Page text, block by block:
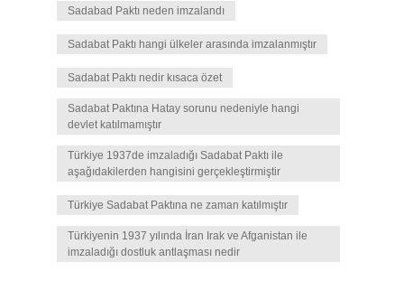
Sadabad Paktı neden imzalandı
Sadabat Paktı hangi ülkeler arasında imzalanmıştır
Sadabat Paktı nedir kısaca özet
Sadabat Paktına Hatay sorunu nedeniyle hangi
devlet katılmamıştır
Türkiye 1937de imzaladığı Sadabat Paktı ile
aşağıdakilerden hangisini gerçekleştirmiştir
Türkiye Sadabat Paktına ne zaman katılmıştır
Türkiyenin 1937 yılında İran Irak ve Afganistan ile
imzaladığı dostluk antlaşması nedir